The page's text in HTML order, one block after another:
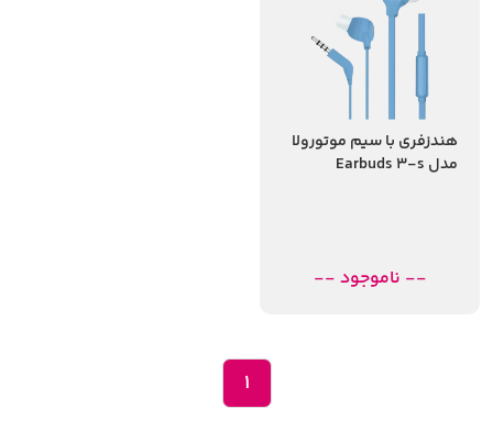
هندزفری با سیم موتورولا
مدل Earbuds 3-s
-- ناموجود --
1